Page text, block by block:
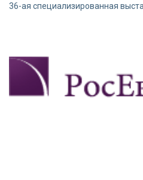
36-ая специализированная